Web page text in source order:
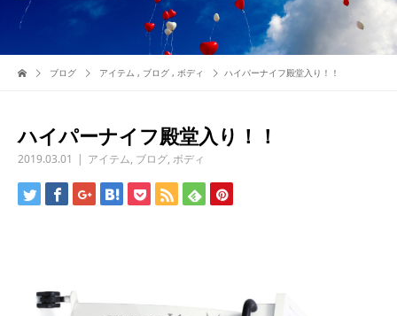
ブログ アイテム , ブログ , ボディ ハイパーナイフ殿堂入り！！
ハイパーナイフ殿堂入り！！
2019.03.01 アイテム, ブログ, ボディ